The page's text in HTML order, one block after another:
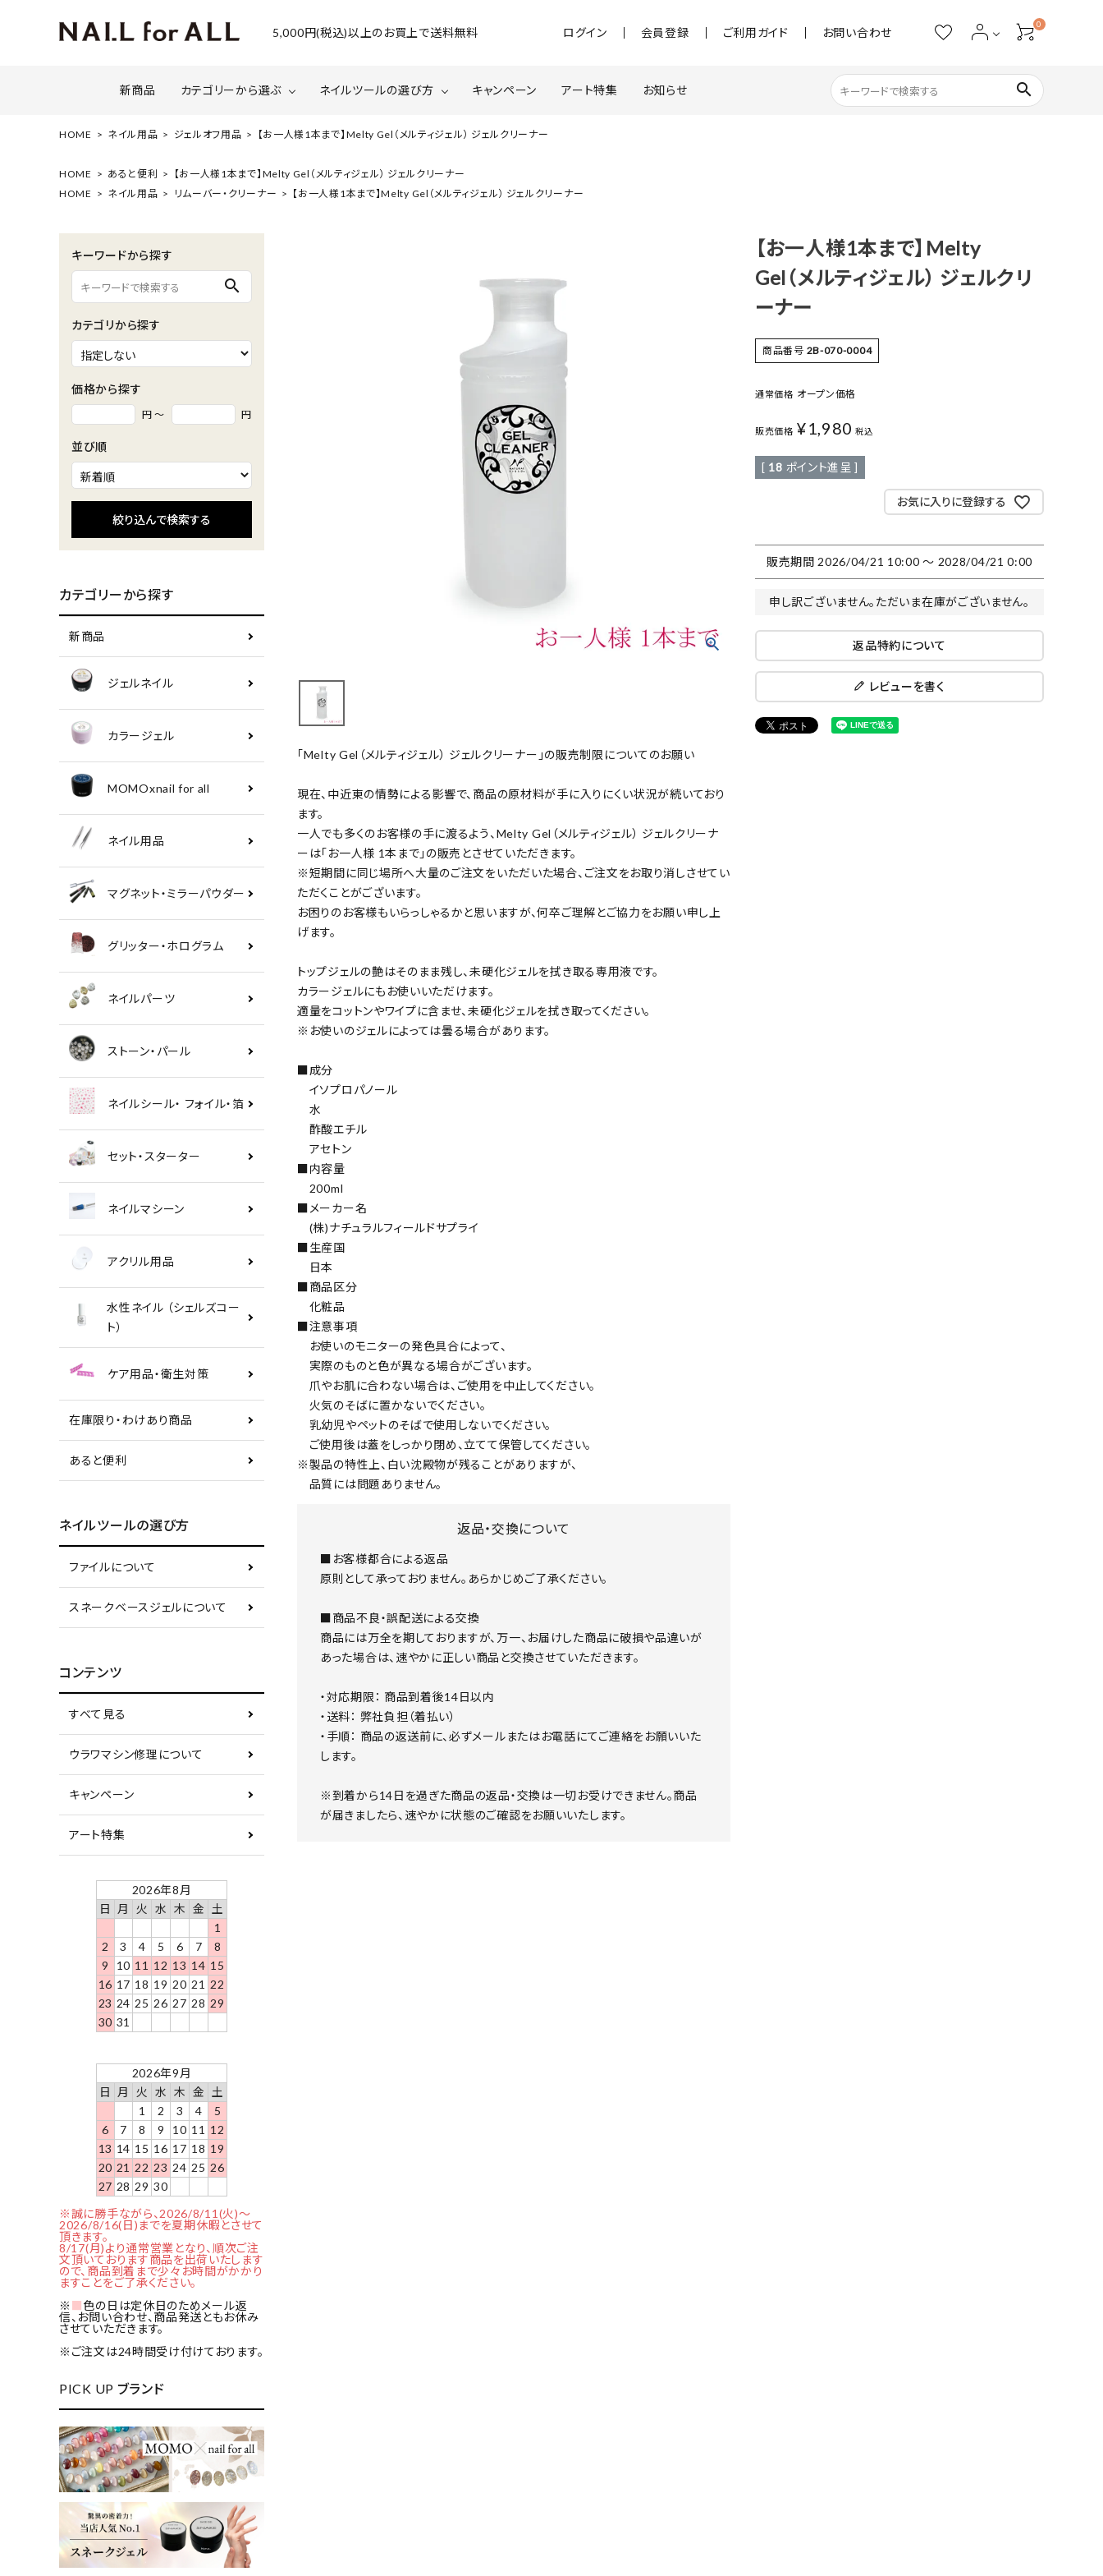
5,000円(税込)以上のお買上で送料無料 ログイン 会員登録 ご利用ガイド お問い合わせ
0
新商品 カテゴリーから選ぶ
マグネット・ミラーパウダー グリッター・ホログラム ネイルパーツ
ネイルシール・ フォイル・箔 アクリル用品
水性ネイル （シェルズコート） あると便利
ネイルツールの選び方 キャンペーン アート特集 お知らせ search
HOME ネイル用品 ジェルオフ用品 【お一人様1本まで】Melty Gel（メルティジェル） ジェルクリーナー
HOME あると便利
【お一人様1本まで】Melty Gel（メルティジェル） ジェルクリーナー
HOME
ネイル用品 リムーバー・クリーナー 【お一人様1本まで】Melty Gel（メルティジェル） ジェルクリーナー
キーワードから探す
search
カテゴリから探す
価格から探す
円 ～ 円
並び順
絞り込んで検索する
カテゴリーから探す
新商品
ジェルネイル
カラージェル
MOMOxnail for all
ネイル用品
マグネット・ミラーパウダー
グリッター・ホログラム
ネイルパーツ
ストーン・パール
ネイルシール・ フォイル・箔
セット・スターター
ネイルマシーン
アクリル用品
水性ネイル （シェルズコー
ト）
ケア用品・衛生対策
在庫限り・わけあり商品
あると便利
ネイルツールの選び方
ファイルについて
スネークベースジェルについて
コンテンツ
すべて見る
ウラワマシン修理について
キャンペーン
アート特集
2026年8月
日
月 火 水 木 金
土
1
2
3 4 5 6 7
8
9
10 11 12 13 14 15
16 17 18 19 20 21 22
23 24 25 26 27 28 29
30 31
2026年9月
日
月 火 水 木 金
土
1
2 3 4
5
6
7 8 9 10 11 12
13 14 15 16 17 18 19
20 21 22 23 24 25 26
27 28 29 30
※誠に勝手ながら、2026/8/11(火)～
2026/8/16(日)までを夏期休暇とさせて
頂きます。
8/17(月)より通常営業となり、順次ご注
文頂いております商品を出荷いたします
ので、商品到着まで少々お時間がかかり
ますことをご了承ください。
※ ■色の日は定休日のためメール返
信、お問い合わせ、商品発送ともお休み
させていただきます。
※ご注文は24時間受け付けております。
PICK UP ブランド
「Melty Gel（メルティジェル） ジェルクリーナー」の販売制限についてのお願い
現在、中近東の情勢による影響で、商品の原材料が手に入りにくい状況が続いており
ます。
一人でも多くのお客様の手に渡るよう、Melty Gel（メルティジェル） ジェルクリーナ
ーは「お一人様 1本まで」の販売とさせていただきます。
※短期間に同じ場所へ大量のご注文をいただいた場合、ご注文をお取り消しさせてい
ただくことがございます。
お困りのお客様もいらっしゃるかと思いますが、何卒ご理解とご協力をお願い申し上
げます。
トップジェルの艶はそのまま残し、未硬化ジェルを拭き取る専用液です。
カラージェルにもお使いいただけます。
適量をコットンやワイプに含ませ、未硬化ジェルを拭き取ってください。
※お使いのジェルによっては曇る場合があります。
■成分
イソプロパノール
水
酢酸エチル
アセトン
■内容量
200ml
■メーカー名
(株)ナチュラルフィールドサプライ
■生産国
日本
■商品区分
化粧品
■注意事項
お使いのモニターの発色具合によって、
実際のものと色が異なる場合がございます。
爪やお肌に合わない場合は、ご使用を中止してください。
火気のそばに置かないでください。
乳幼児やペットのそばで使用しないでください。
ご使用後は蓋をしっかり閉め、立てて保管してください。
※製品の特性上、白い沈殿物が残ることがありますが、
品質には問題ありません。
返品・交換について
■お客様都合による返品
原則として承っておりません。あらかじめご了承ください。
■商品不良・誤配送による交換
商品には万全を期しておりますが、万一、お届けした商品に破損や品違いが
あった場合は、速やかに正しい商品と交換させていただきます。
・対応期限： 商品到着後14日以内
・送料： 弊社負担（着払い）
・手順： 商品の返送前に、必ずメールまたはお電話にてご連絡をお願いいた
します。
※到着から14日を過ぎた商品の返品・交換は一切お受けできません。商品
が届きましたら、速やかに状態のご確認をお願いいたします。
【お一人様1本まで】Melty
Gel（メルティジェル） ジェルクリ
ーナー
商品番号 2B-070-0004
通常価格 オープン価格
販売価格 ¥1,980 税込
[ 18 ポイント進呈 ]
お気に入りに登録する
販売期間 2026/04/21 10:00〜 2028/04/21 0:00
申し訳ございません。ただいま在庫がございません。
返品特約について
レビューを書く